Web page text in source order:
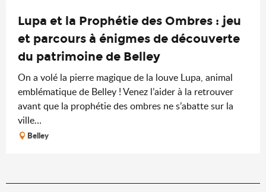
Lupa et la Prophétie des Ombres : jeu
et parcours à énigmes de découverte
du patrimoine de Belley
On a volé la pierre magique de la louve Lupa, animal
emblématique de Belley ! Venez l’aider à la retrouver
avant que la prophétie des ombres ne s’abatte sur la
ville…
Belley